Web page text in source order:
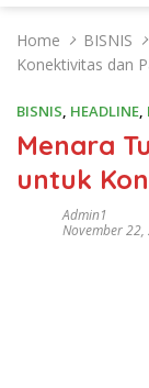
Home BISNIS
Konektivitas dan
BISNIS, HEADLINE,
Menara
untuk
Admin1
November 22,